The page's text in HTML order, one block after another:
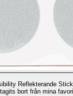
Reflekterande
tagits bort från mina